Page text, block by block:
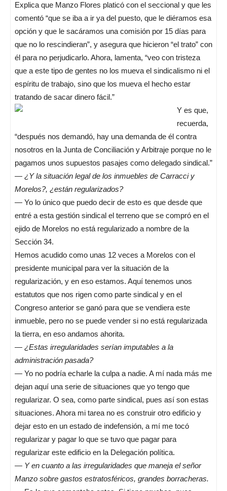
Explica que Manzo Flores platicó con el seccional y que les
comentó “que se iba a ir ya del puesto, que le diéramos esa
opción y que le sacáramos una comisión por 15 días para
que no lo rescindieran”, y asegura que hicieron “el trato” con
él para no perjudicarlo. Ahora, lamenta, “veo con tristeza
que a este tipo de gentes no los mueva el sindicalismo ni el
espíritu de trabajo, sino que los mueva el hecho estar
tratando de sacar dinero fácil.”
Y es que,
recuerda,
“después nos demandó, hay una demanda de él contra
nosotros en la Junta de Conciliación y Arbitraje porque no le
pagamos unos supuestos pasajes como delegado sindical.”
— ¿Y la situación legal de los inmuebles de Carracci y
Morelos?, ¿están regularizados?
— Yo lo único que puedo decir de esto es que desde que
entré a esta gestión sindical el terreno que se compró en el
ejido de Morelos no está regularizado a nombre de la
Sección 34.
Hemos acudido como unas 12 veces a Morelos con el
presidente municipal para ver la situación de la
regularización, y en eso estamos. Aquí tenemos unos
estatutos que nos rigen como parte sindical y en el
Congreso anterior se ganó para que se vendiera este
inmueble, pero no se puede vender si no está regularizada
la tierra, en eso andamos ahorita.
— ¿Estas irregularidades serían imputables a la
administración pasada?
— Yo no podría echarle la culpa a nadie. A mí nada más me
dejan aquí una serie de situaciones que yo tengo que
regularizar. O sea, como parte sindical, pues así son estas
situaciones. Ahora mi tarea no es construir otro edificio y
dejar esto en un estado de indefensión, a mí me tocó
regularizar y pagar lo que se tuvo que pagar para
regularizar este edificio en la Delegación política.
— Y en cuanto a las irregularidades que maneja el señor
Manzo sobre gastos estratosféricos, grandes borracheras.